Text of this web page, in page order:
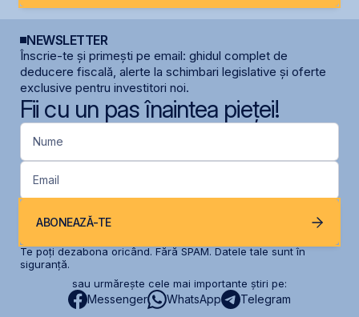
NEWSLETTER
Înscrie-te și primești pe email: ghidul complet de
deducere fiscală, alerte la schimbari legislative și oferte
exclusive pentru investitori noi.
Fii cu un pas înaintea pieței!
Nume
Email
ABONEAZĂ-TE
Te poți dezabona oricând. Fără SPAM. Datele tale sunt în
siguranță.
sau urmărește cele mai importante știri pe:
Messenger WhatsApp Telegram